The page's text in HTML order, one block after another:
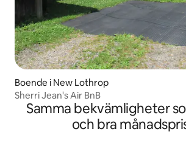
Boende i New Lothrop
Sherri Jean's Air BnB
Samma bekvämligheter
och bra